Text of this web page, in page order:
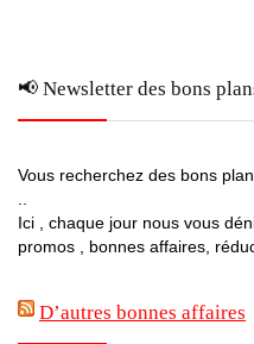
📢 Newsletter des bons
Vous recherchez des bons
Ici , chaque jour nous vous
promos , bonnes affaires,
D’autres bonnes affaires